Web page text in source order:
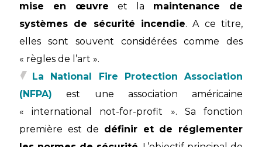
mise en œuvre et la maintenance de
systèmes de sécurité incendie. A ce titre,
elles sont souvent considérées comme des
« règles de l’art ».
La National Fire Protection Association
(NFPA) est une association américaine
« international not-for-profit ». Sa fonction
première est de définir et de réglementer